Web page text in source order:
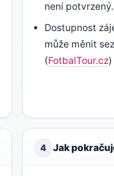
není
Dostupnost
může měnit
(FotbalTour.cz)
4 Jak